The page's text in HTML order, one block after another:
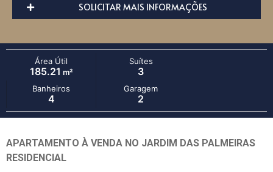
SOLICITAR MAIS INFORMAÇÕES
Área Útil
185.21 m²
Suítes
3
Banheiros
4
Garagem
2
APARTAMENTO À VENDA NO JARDIM DAS PALMEIRAS
RESIDENCIAL